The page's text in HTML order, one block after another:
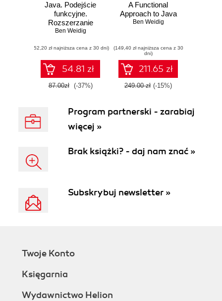
Java. Podejście
funkcyjne.
Rozszerzanie
obiektowego kodu
programowania
funkcyjnego
Ben Weidig
(52,20 zł najniższa cena z 30 dni)
54.81 zł
87.00zł (-37%)
A Functional
Approach to Java
Ben Weidig
(149,40 zł najniższa cena z 30
dni)
211.65 zł
249.00 zł (-15%)
Program partnerski - zarabiaj
więcej »
Brak książki? - daj nam znać »
Subskrybuj newsletter »
Twoje Konto
Księgarnia
Wydawnictwo Helion